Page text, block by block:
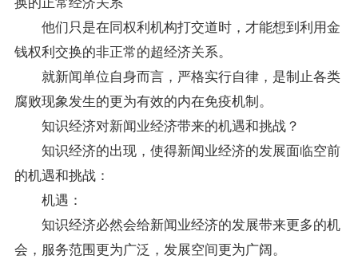
他们只是在同权利机构打交道时，才能想到利用金
钱权利交换的非正常的超经济关系。
就新闻单位自身而言，严格实行自律，是制止各类
腐败现象发生的更为有效的内在免疫机制。
知识经济对新闻业经济带来的机遇和挑战？
知识经济的出现，使得新闻业经济的发展面临空前
的机遇和挑战：
机遇：
知识经济必然会给新闻业经济的发展带来更多的机
会，服务范围更为广泛，发展空间更为广阔。